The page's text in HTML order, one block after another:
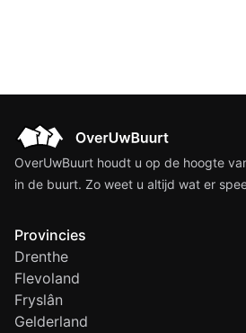
OverUwBuurt houdt u op de hoogte
in de buurt. Zo weet u altijd wat er
Provincies
Drenthe
Flevoland
Fryslân
Gelderland